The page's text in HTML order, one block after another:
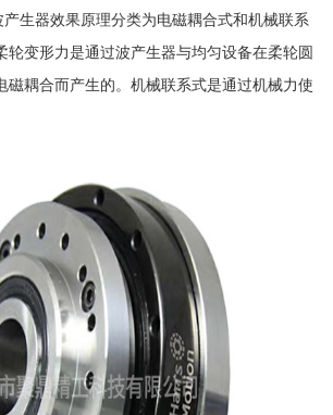
生器效果原理分类为电磁耦合式和机械联系
轮变形力是通过波产生器与均匀设备在柔轮圆
磁耦合而产生的。机械联系式是通过机械力使